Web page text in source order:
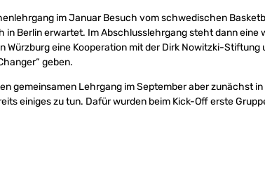
im Januar Besuch vom schwedischen
in Berlin erwartet. Im Abschlusslehrgang steht dann eine
Würzburg eine Kooperation mit der Dirk Nowitzki-Stiftung
geben.
gemeinsamen Lehrgang im September aber zunächst
einiges zu tun. Dafür wurden beim Kick-Off erste